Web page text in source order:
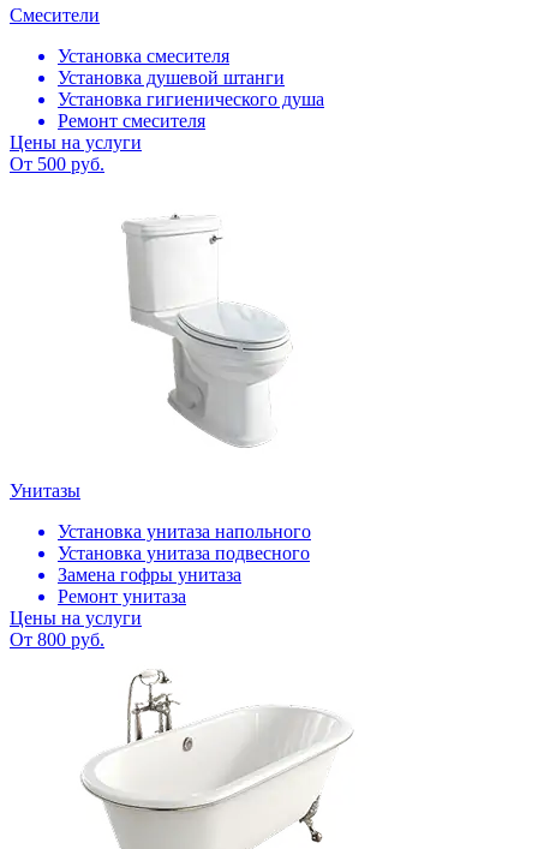
Смесители
Установка смесителя
Установка душевой штанги
Установка гигиенического душа
Ремонт смесителя
Цены на услуги
От 500 руб.
Унитазы
Установка унитаза напольного
Установка унитаза подвесного
Замена гофры унитаза
Ремонт унитаза
Цены на услуги
От 800 руб.